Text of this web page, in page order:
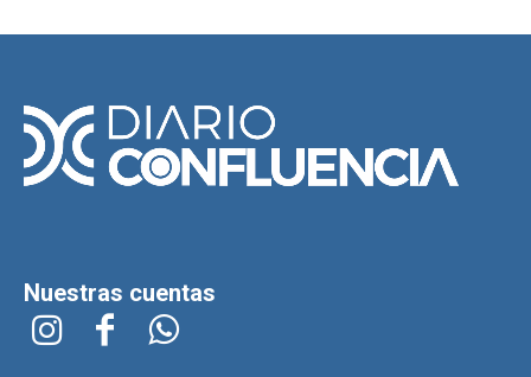
Nuestras cuentas